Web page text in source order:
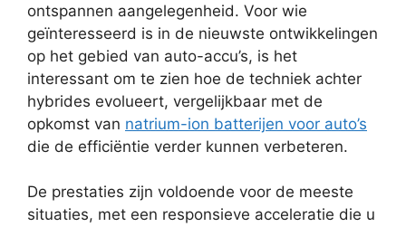
ontspannen aangelegenheid. Voor wie
geïnteresseerd is in de nieuwste ontwikkelingen
op het gebied van auto-accu’s, is het
interessant om te zien hoe de techniek achter
hybrides evolueert, vergelijkbaar met de
opkomst van natrium-ion batterijen voor auto’s
die de efficiëntie verder kunnen verbeteren.
De prestaties zijn voldoende voor de meeste
situaties, met een responsieve acceleratie die u